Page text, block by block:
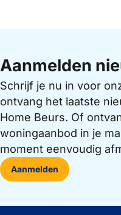
Aanmelden
Schrijf je nu in voor
ontvang het laatste
Home Beurs. Of
woningaanbod in je
moment eenvoudig
Aanmelden